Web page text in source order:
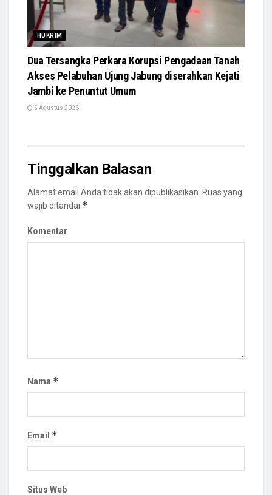
HUKRIM
Dua Tersangka Perkara Korupsi Pengadaan Tanah
Akses Pelabuhan Ujung Jabung diserahkan Kejati
Jambi ke Penuntut Umum
5 Agustus 2026
Tinggalkan Balasan
Alamat email Anda tidak akan dipublikasikan. Ruas yang
wajib ditandai *
Komentar
Nama *
Email *
Situs Web